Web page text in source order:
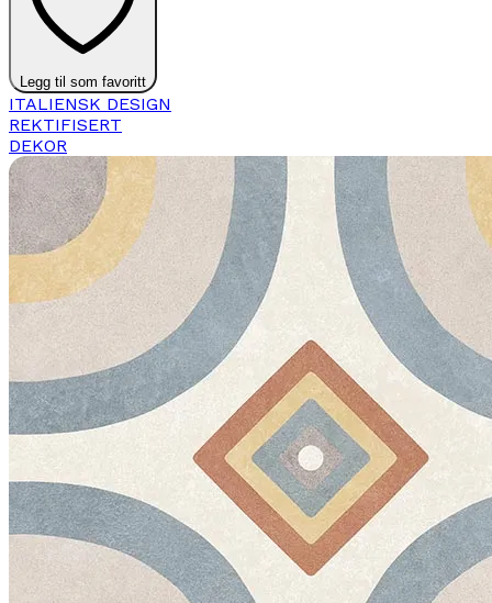
Legg til som favoritt
ITALIENSK DESIGN
REKTIFISERT
DEKOR